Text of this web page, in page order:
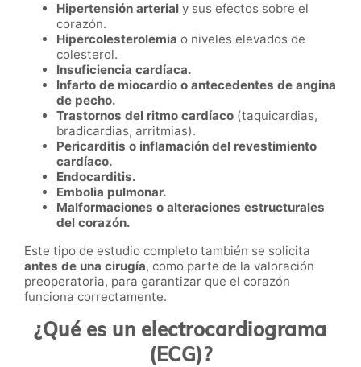
Hipertensión arterial y sus efectos sobre el
corazón.
Hipercolesterolemia o niveles elevados de
colesterol.
Insuficiencia cardíaca.
Infarto de miocardio o antecedentes de angina
de pecho.
Trastornos del ritmo cardíaco (taquicardias,
bradicardias, arritmias).
Pericarditis o inflamación del revestimiento
cardíaco.
Endocarditis.
Embolia pulmonar.
Malformaciones o alteraciones estructurales
del corazón.
Este tipo de estudio completo también se solicita
antes de una cirugía, como parte de la valoración
preoperatoria, para garantizar que el corazón
funciona correctamente.
¿Qué es un electrocardiograma
(ECG)?